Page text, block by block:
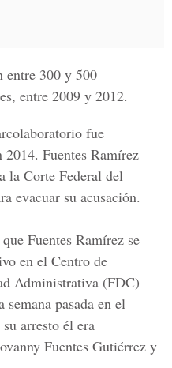
entre 300 y 500
entre 2009 y 2012.
fue
Fuentes Ramírez
la Corte Federal del
evacuar su acusación.
Fuentes Ramírez se
en el Centro de
Administrativa (FDC)
pasada en el
arresto él era
Fuentes Gutiérrez y